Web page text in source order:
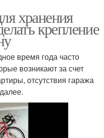
хранения
крепление
время года часто
возникают за счет
отсутствия гаража